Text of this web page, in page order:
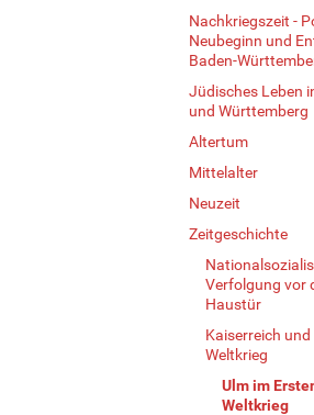
Nachkriegszeit -
Neubeginn und
Baden-
Jüdisches Leben
und Württemberg
Altertum
Mittelalter
Neuzeit
Zeitgeschichte
Verfolgung vor
Haustür
Kaiserreich
Weltkrieg
Ulm im
Weltkrieg